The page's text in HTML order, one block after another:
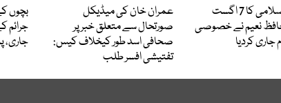
جماعت اسلامی کا 7 اگست
نعیم نے خصوصی
جاری کردیا
عمران خان کی میڈیکل
صورتحال سے متعلق خبر پر
صحافی اسد طور کیخلاف کیس:
تفتیشی افسر طلب
بچوں
جرائم
جاری،